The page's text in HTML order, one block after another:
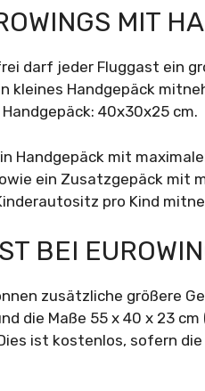
MIT
darf jeder Fluggast ein
kleines Handgepäck
40x30x25 cm.
Handgepäck mit
ein Zusatzgepäck mit
pro Kind
BEI
zusätzliche größere
die Maße 55 x 40 x 23
ist kostenlos, sofern